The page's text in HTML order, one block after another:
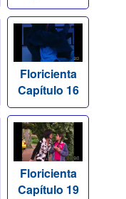
Floricienta
Capítulo 16
Floricienta
Capítulo 19